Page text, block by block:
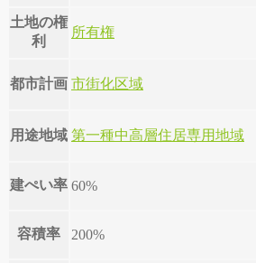
土地の権
利
所有権
都市計画 市街化区域
用途地域 第一種中高層住居専用地域
建ぺい率 60%
容積率 200%